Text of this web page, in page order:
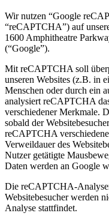
Wir nutzen “Google
“reCAPTCHA”) auf
1600 Amphitheatre
(“Google”).
Mit reCAPTCHA soll
unseren Websites (z.B. in
Menschen oder durch ein
analysiert reCAPTCHA
verschiedener Merkmale.
sobald der
reCAPTCHA
Verweildauer des
Nutzer getätigte
Daten werden an Google
Die reCAPTCHA-
Websitebesucher werden
Analyse stattfindet.